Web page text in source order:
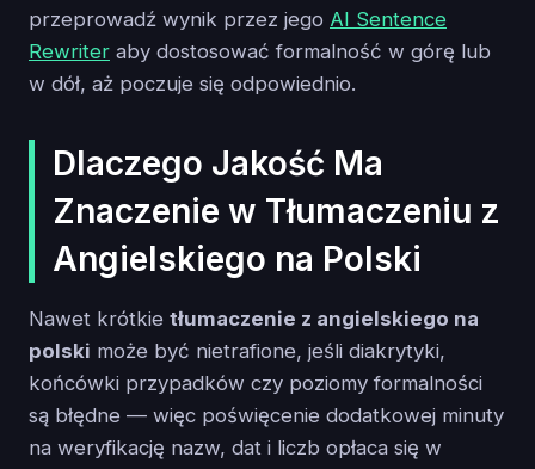
przeprowadź wynik przez jego AI Sentence
Rewriter aby dostosować formalność w górę lub
w dół, aż poczuje się odpowiednio.
Dlaczego Jakość Ma
Znaczenie w Tłumaczeniu z
Angielskiego na Polski
Nawet krótkie tłumaczenie z angielskiego na
polski może być nietrafione, jeśli diakrytyki,
końcówki przypadków czy poziomy formalności
są błędne — więc poświęcenie dodatkowej minuty
na weryfikację nazw, dat i liczb opłaca się w